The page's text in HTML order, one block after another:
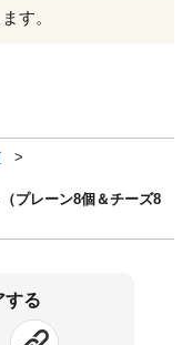
す。
プレーン8個＆チーズ8
する